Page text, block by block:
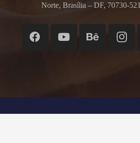
Norte, Brasília – DF, 70730-521